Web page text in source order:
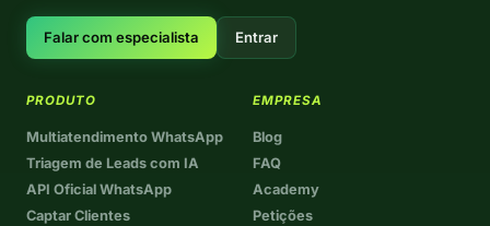
Falar com especialista Entrar
PRODUTO
Multiatendimento WhatsApp
Triagem de Leads com IA
API Oficial WhatsApp
Captar Clientes
EMPRESA
Blog
FAQ
Academy
Petições